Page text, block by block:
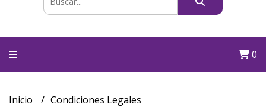
0
Inicio Condiciones Legales